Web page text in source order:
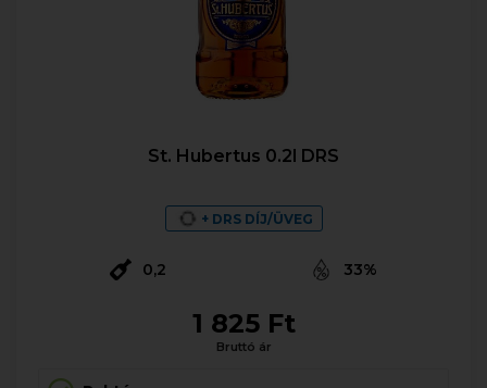
St. Hubertus 0.2l DRS
+ DRS DÍJ/ÜVEG
0,2 33%
1 825 Ft
Bruttó ár